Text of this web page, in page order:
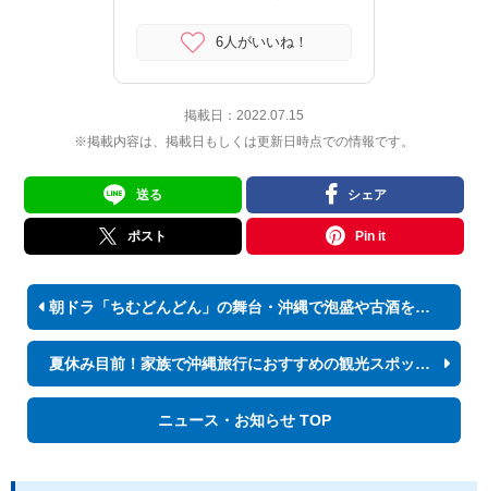
6人がいいね！
掲載日： 2022.07.15
※掲載内容は、掲載日もしくは更新日時点での情報です。
送る シェア
ポスト Pin it
朝ドラ「ちむどんどん」の舞台・沖縄で泡盛や古酒を堪能したい！
夏休み目前！家族で沖縄旅行におすすめの観光スポット・イベントまとめ
ニュース・お知らせ TOP